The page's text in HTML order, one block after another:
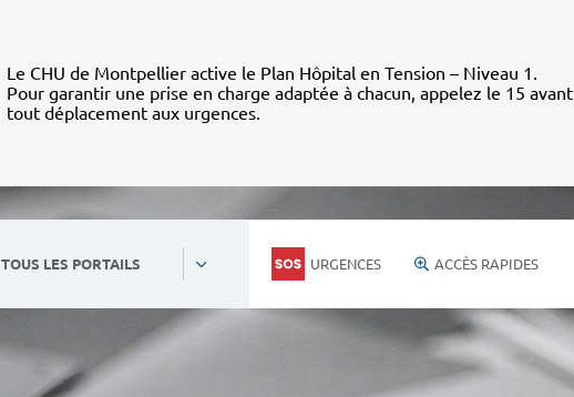
Le CHU de Montpellier active le Plan Hôpital en Tension – Niveau 1.
Pour garantir une prise en charge adaptée à chacun, appelez le 15 avant
tout déplacement aux urgences.
TOUS LES PORTAILS URGENCES ACCÈS RAPIDES